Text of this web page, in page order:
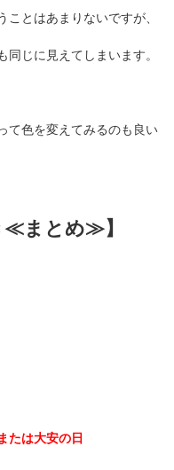
とはあまりないですが、
じに見えてしまいます。
て色を変えてみるのも良い
≪まとめ≫】
たは大安の日